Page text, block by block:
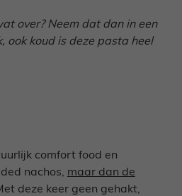
over? Neem dat dan in een
ook koud is deze pasta heel
comfort food en
nachos, maar dan de
deze keer geen gehakt,